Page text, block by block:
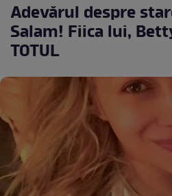
Adevărul despre
Salam! Fiica lui,
TOTUL